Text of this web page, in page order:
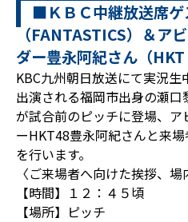
■ＫＢＣ中継放送席
（FANTASTICS）＆ア
ダー豊永阿紀さん（
KBC九州朝日放送にて実況
出演される福岡市出身の瀬口
が試合前のピッチに登場、
ーHKT48豊永阿紀さんと来
を行います。
〈ご来場者へ向けた挨拶、場
【時間】１２：４５頃
【場所】ピッチ